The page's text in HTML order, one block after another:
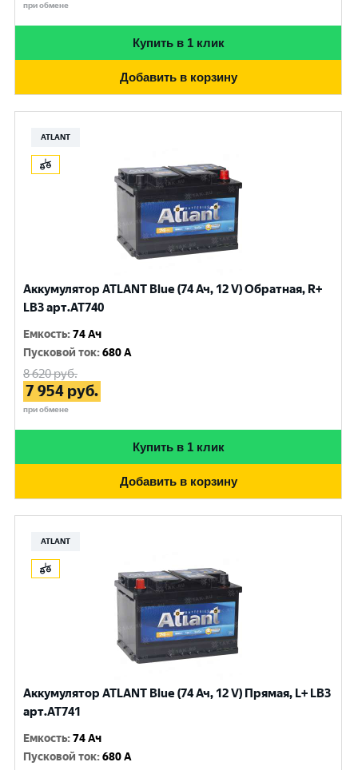
при обмене
Купить в 1 клик
Добавить в корзину
ATLANT
Аккумулятор ATLANT Blue (74 Ач, 12 V) Обратная, R+
LB3 арт.AT740
Емкость:74 Ач
Пусковой ток:680 A
8 620руб.
7 954 руб.
при обмене
Купить в 1 клик
Добавить в корзину
ATLANT
Аккумулятор ATLANT Blue (74 Ач, 12 V) Прямая, L+ LB3
арт.AT741
Емкость:74 Ач
Пусковой ток:680 A